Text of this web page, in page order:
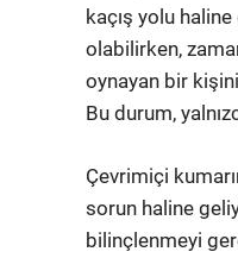
kaçış yolu
olabilirken,
oynayan bir
Bu durum,
Çevrimiçi
sorun haline
bilinçlenmeyi